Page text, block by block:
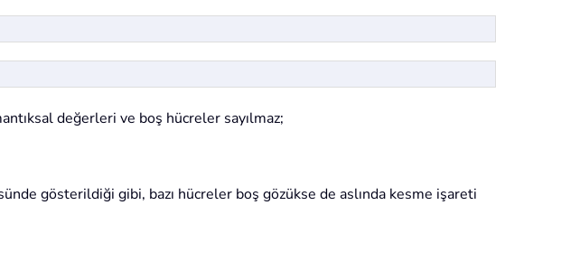
değerleri ve boş hücreler sayılmaz;
gösterildiği gibi, bazı hücreler boş gözükse de aslında kesme işareti